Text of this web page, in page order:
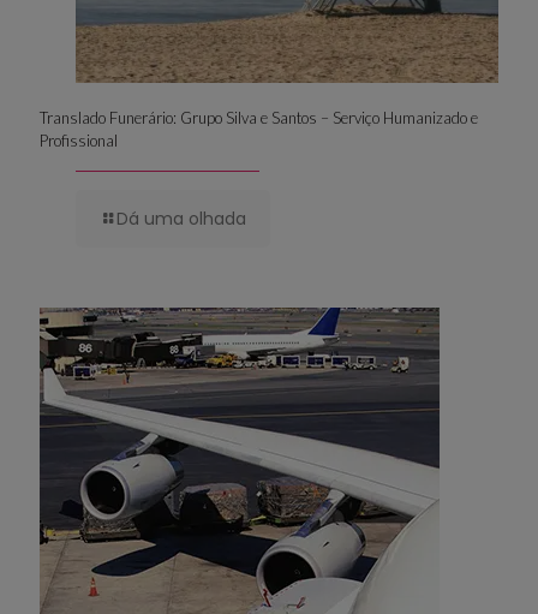
Translado Funerário: Grupo Silva e Santos – Serviço Humanizado e
Profissional
Dá uma olhada